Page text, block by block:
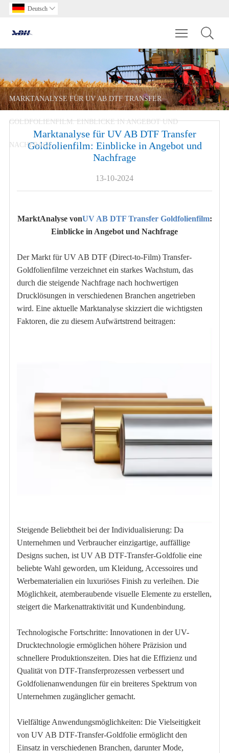
Deutsch 
Toggle
MARKTANALYSE FÜR UV AB DTF TRANSFER
GOLDFOLIENFILM: EINBLICKE IN ANGEBOT UND
NACHFRAGE
Marktanalyse für UV AB DTF Transfer
Goldfolienfilm: Einblicke in Angebot und
Nachfrage
13-10-2024
MarktAnalyse vonUV AB DTF Transfer Goldfolienfilm:
Einblicke in Angebot und Nachfrage
Der Markt für UV AB DTF (Direct-to-Film) Transfer-
Goldfolienfilme verzeichnet ein starkes Wachstum, das
durch die steigende Nachfrage nach hochwertigen
Drucklösungen in verschiedenen Branchen angetrieben
wird. Eine aktuelle Marktanalyse skizziert die wichtigsten
Faktoren, die zu diesem Aufwärtstrend beitragen:
Steigende Beliebtheit bei der Individualisierung: Da
Unternehmen und Verbraucher einzigartige, auffällige
Designs suchen, ist UV AB DTF-Transfer-Goldfolie eine
beliebte Wahl geworden, um Kleidung, Accessoires und
Werbematerialien ein luxuriöses Finish zu verleihen. Die
Möglichkeit, atemberaubende visuelle Elemente zu erstellen,
steigert die Markenattraktivität und Kundenbindung.
Technologische Fortschritte: Innovationen in der UV-
Drucktechnologie ermöglichen höhere Präzision und
schnellere Produktionszeiten. Dies hat die Effizienz und
Qualität von DTF-Transferprozessen verbessert und
Goldfolienanwendungen für ein breiteres Spektrum von
Unternehmen zugänglicher gemacht.
Vielfältige Anwendungsmöglichkeiten: Die Vielseitigkeit
von UV AB DTF-Transfer-Goldfolie ermöglicht den
Einsatz in verschiedenen Branchen, darunter Mode,